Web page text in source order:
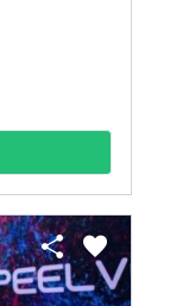
share favorite